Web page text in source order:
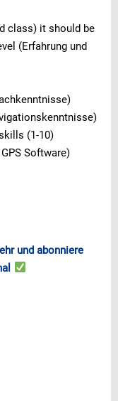
class) it should be
(Erfahrung und
(1-10)
Software)
und abonniere